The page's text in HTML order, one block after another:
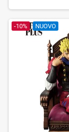
-10% NUOVO